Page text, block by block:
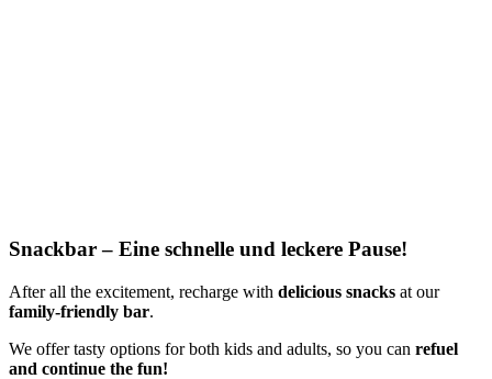
Snackbar – Eine schnelle und leckere Pause!
After all the excitement, recharge with delicious snacks at our
family-friendly bar.
We offer tasty options for both kids and adults, so you can refuel
and continue the fun!